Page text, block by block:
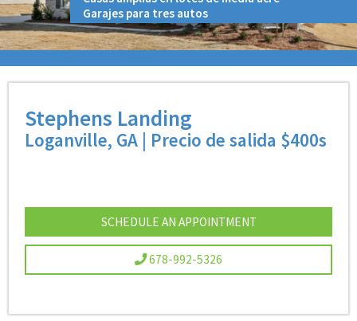
Garajes para tres autos
Stephens Landing
Loganville, GA | Precio de salida $400s
SCHEDULE AN APPOINTMENT
678-992-5326